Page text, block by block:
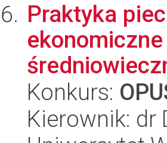
Praktyka
Konkurs:
Kierownik: dr